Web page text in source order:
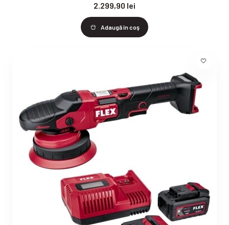
2.299,90 lei
Adaugă în coş